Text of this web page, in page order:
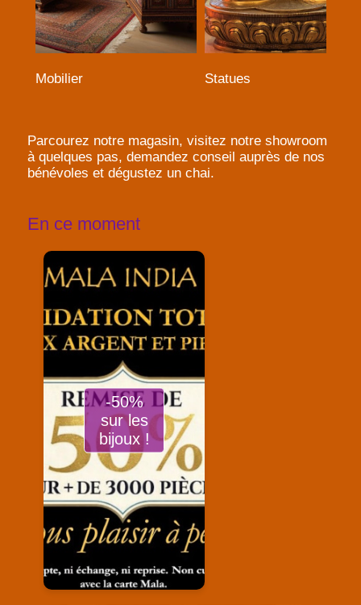
Mobilier Statues
Parcourez notre magasin, visitez notre showroom
à quelques pas, demandez conseil auprès de nos
bénévoles et dégustez un chai.
En ce moment
-50%
sur les
bijoux !